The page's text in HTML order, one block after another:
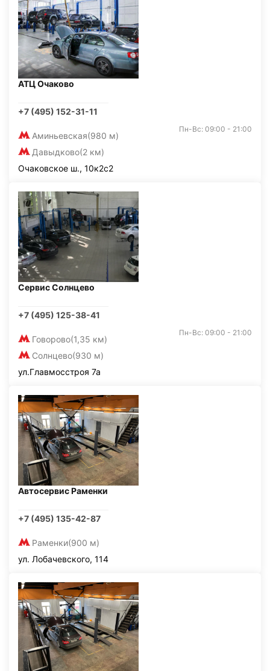
АТЦ Очаково
+7 (495) 152-31-11
Аминьевская(980 м)
Давыдково(2 км)
Пн-Вс: 09:00 - 21:00
Очаковское ш., 10к2с2
Сервис Солнцево
+7 (495) 125-38-41
Говорово(1,35 км)
Солнцево(930 м)
Пн-Вс: 09:00 - 21:00
ул.Главмосстроя 7а
Автосервис Раменки
+7 (495) 135-42-87
Раменки(900 м)
ул. Лобачевского, 114